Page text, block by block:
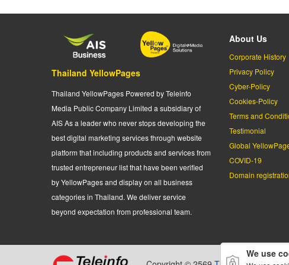
Thailand YellowPages
Thailand YellowPages Powered by Teleinfo
Media Public Company Limited a subsidiary of
AIS As a leader who never stops developing the
best digital marketing services through website
platform that including products and services from
trusted entrepreneur list that have been verified
by YellowPages and display on all business
categories in Thailand. We deliver service
beyond expectation from professional team.
About Us
Corporate History
Privacy Policy
Cyber-Policy
Cookies-Policy
Terms and
Testimonial
Global
COVID-19
Domain
We use